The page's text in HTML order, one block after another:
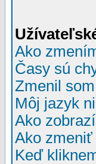
Ako
Časy sú
Zmenil
Môj jazyk
Ako
Ako zmeniť
Keď